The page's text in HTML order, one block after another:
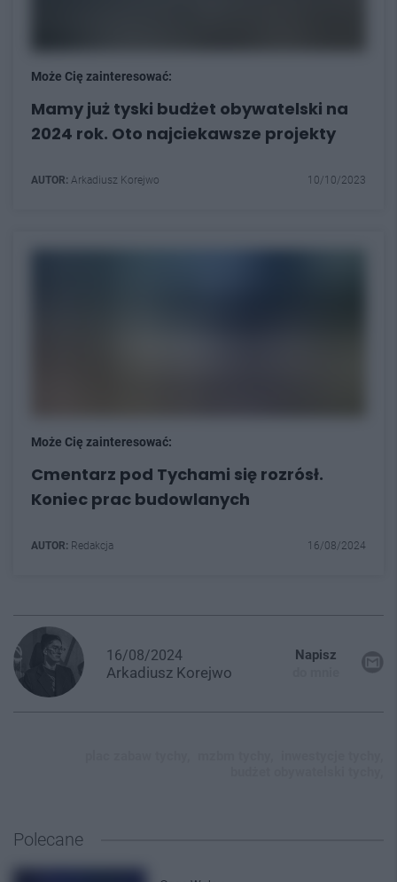
Może Cię zainteresować:
Mamy już tyski budżet obywatelski na
2024 rok. Oto najciekawsze projekty
AUTOR: Arkadiusz Korejwo 10/10/2023
Może Cię zainteresować:
Cmentarz pod Tychami się rozrósł.
Koniec prac budowlanych
AUTOR: Redakcja 16/08/2024
16/08/2024
Arkadiusz Korejwo
Napisz
Polecane